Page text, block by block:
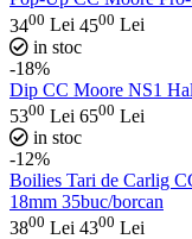
3400 Lei 4500 Lei
in stoc
-18%
Dip CC Moore NS1
5300 Lei 6500 Lei
in stoc
-12%
Boilies Tari de Carlig
18mm 35buc/borcan
3800 Lei 4300 Lei